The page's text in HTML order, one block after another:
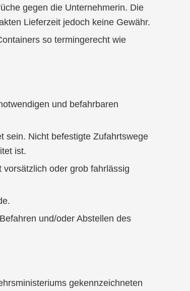
gegen die Unternehmerin. Die
Lieferzeit jedoch keine Gewähr.
so termingerecht wie
und befahrbaren
sein. Nicht befestigte Zufahrtswege
ist.
oder grob fahrlässig
und/oder Abstellen des
gekennzeichneten